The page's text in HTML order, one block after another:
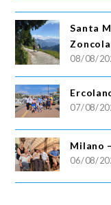
Santa
08/08/
07/08/
Milano
06/08/